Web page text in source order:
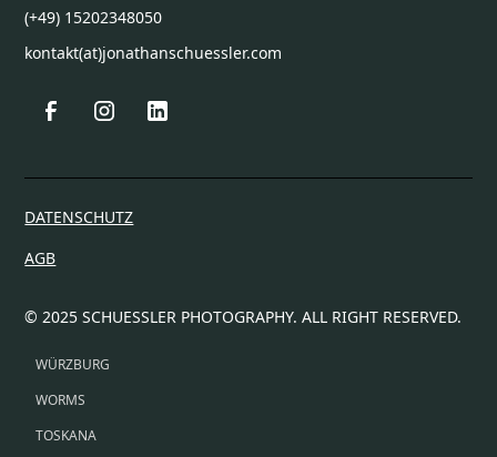
(+49) 15202348050
kontakt(at)jonathanschuessler.com
© 2025 SCHUESSLER PHOTOGRAPHY. ALL RIGHT RESERVED.
DATENSCHUTZ
AGB
WÜRZBURG
WORMS
TOSKANA